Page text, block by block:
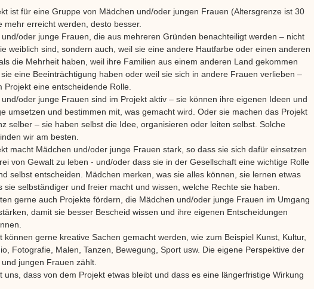
ist für eine Gruppe von Mädchen und/oder jungen Frauen (Altersgrenze ist 30
mehr erreicht werden, desto besser.
und/oder junge Frauen, die aus mehreren Gründen benachteiligt werden – nicht
weiblich sind, sondern auch, weil sie eine andere Hautfarbe oder einen anderen
die Mehrheit haben, weil ihre Familien aus einem anderen Land gekommen
eine Beeinträchtigung haben oder weil sie sich in andere Frauen verlieben –
Projekt eine entscheidende Rolle.
oder junge Frauen sind im Projekt aktiv – sie können ihre eigenen Ideen und
umsetzen und bestimmen mit, was gemacht wird. Oder sie machen das Projekt
selber – sie haben selbst die Idee, organisieren oder leiten selbst. Solche
wir am besten.
macht Mädchen und/oder junge Frauen stark, so dass sie sich dafür einsetzen
von Gewalt zu leben - und/oder dass sie in der Gesellschaft eine wichtige Rolle
selbst entscheiden. Mädchen merken, was sie alles können, sie lernen etwas
sie selbständiger und freier macht und wissen, welche Rechte sie haben.
gerne auch Projekte fördern, die Mädchen und/oder junge Frauen im Umgang
damit sie besser Bescheid wissen und ihre eigenen Entscheidungen
können gerne kreative Sachen gemacht werden, wie zum Beispiel Kunst, Kultur,
Fotografie, Malen, Tanzen, Bewegung, Sport usw. Die eigene Perspektive der
jungen Frauen zählt.
uns, dass von dem Projekt etwas bleibt und dass es eine längerfristige Wirkung